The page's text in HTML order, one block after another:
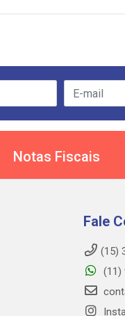
Notas Fiscais
Fale
(15)
(11)